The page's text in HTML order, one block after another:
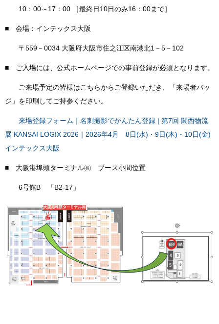
10：00～17：00 ［最終日10日のみ16：00まで］
■ 会場：インテックス大阪
〒559－0034 大阪府大阪市住之江区南港北1－5－102
■ ご入場には、公式ホームページでの事前登録が必須となります。
ご来場予定の皆様はこちらからご登録いただき、「来場者バッ
ジ」を印刷してご持参ください。
来場登録フォーム｜名刺撮影でかんたん登録 | 第7回 関西物流
展 KANSAI LOGIX 2026｜2026年4月 8日(水)・9日(木)・10日(金)
インテックス大阪
■ 大阪港埠頭ターミナル㈱ ブース小間位置
6号館B 「B2-17」